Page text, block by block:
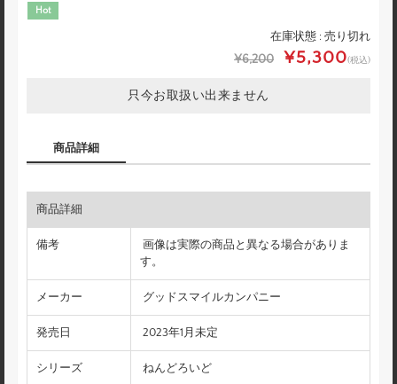
Hot
在庫状態 : 売り切れ
¥6,200 ¥5,300(税込)
只今お取扱い出来ません
商品詳細
商品詳細
備考
画像は実際の商品と異なる場合がありま
す。
メーカー グッドスマイルカンパニー
発売日 2023年1月未定
シリーズ ねんどろいど